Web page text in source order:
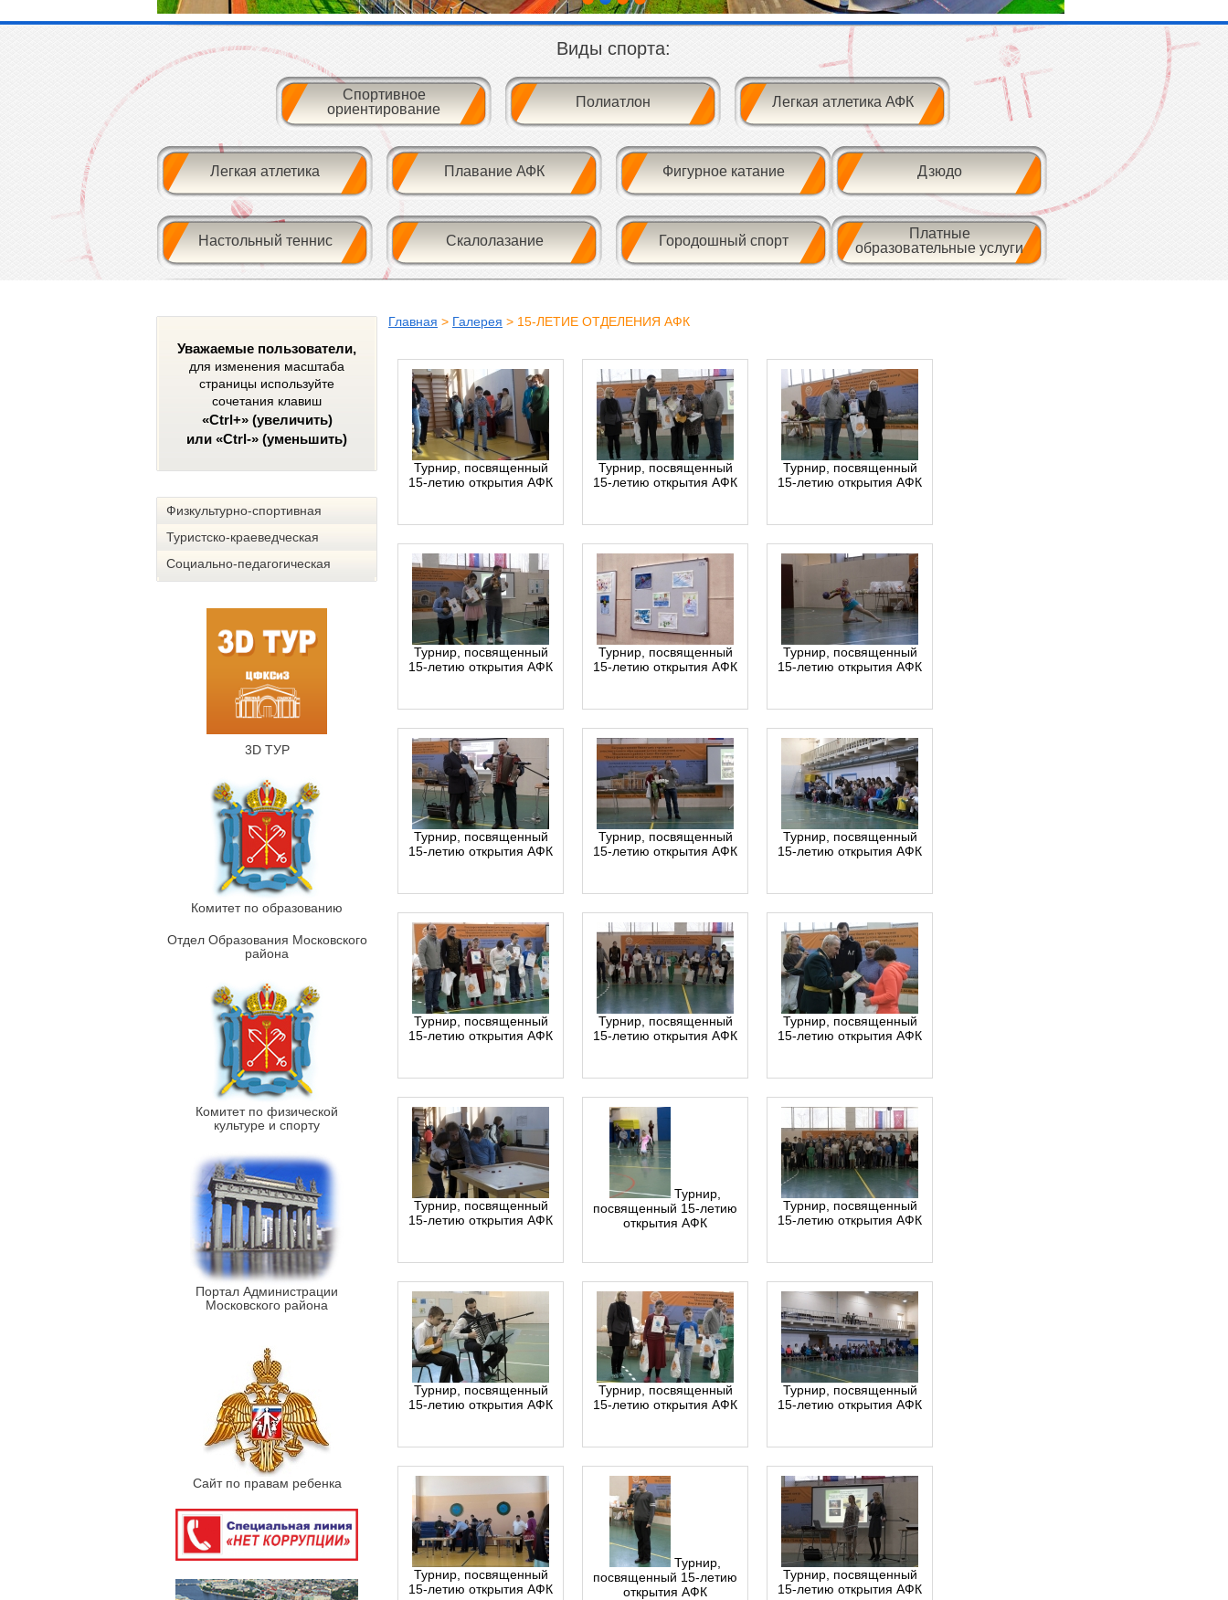
Виды спорта:
Спортивное
ориентирование
Полиатлон Легкая атлетика АФК
Легкая атлетика Плавание АФК Фигурное катание Дзюдо
Настольный теннис Скалолазание Городошный спорт
Платные
образовательные услуги
Уважаемые пользователи,
для изменения масштаба
страницы используйте
сочетания клавиш
«Ctrl+» (увеличить)
или «Ctrl-» (уменьшить)
Физкультурно-спортивная
Туристско-краеведческая
Социально-педагогическая
3D ТУР
Комитет по образованию
Отдел Образования Московского
района
Комитет по физической
культуре и спорту
Портал Администрации
Московского района
Сайт по правам ребенка
Главная > Галерея > 15-ЛЕТИЕ ОТДЕЛЕНИЯ АФК
Турнир, посвященный
15-летию открытия АФК
Турнир, посвященный
15-летию открытия АФК
Турнир, посвященный
15-летию открытия АФК
Турнир, посвященный
15-летию открытия АФК
Турнир, посвященный
15-летию открытия АФК
Турнир, посвященный
15-летию открытия АФК
Турнир, посвященный
15-летию открытия АФК
Турнир, посвященный
15-летию открытия АФК
Турнир, посвященный
15-летию открытия АФК
Турнир, посвященный
15-летию открытия АФК
Турнир, посвященный
15-летию открытия АФК
Турнир, посвященный
15-летию открытия АФК
Турнир, посвященный
15-летию открытия АФК
Турнир,
посвященный 15-летию
открытия АФК
Турнир, посвященный
15-летию открытия АФК
Турнир, посвященный
15-летию открытия АФК
Турнир, посвященный
15-летию открытия АФК
Турнир, посвященный
15-летию открытия АФК
Турнир, посвященный
15-летию открытия АФК
Турнир,
посвященный 15-летию
открытия АФК
Турнир, посвященный
15-летию открытия АФК